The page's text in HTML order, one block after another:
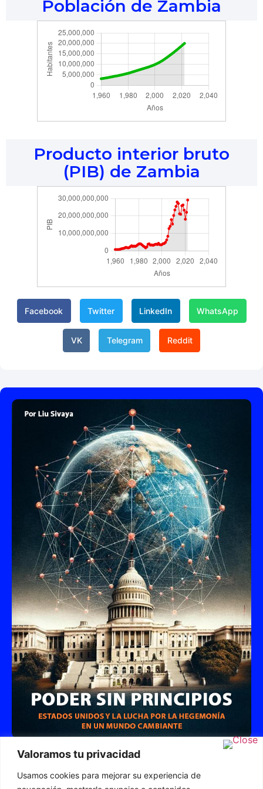
Valoramos tu privacidad
Usamos cookies para mejorar su experiencia de
Población de Zambia
Producto interior bruto
(PIB) de Zambia
Facebook Twitter LinkedIn WhatsApp
VK Telegram Reddit
Poder sin Principios: Estados Unidos y la Lucha
por la Hegemonía en un Mundo Cambiante
CÓMPRALO AHORA Y DESCUBRE LA VERDAD